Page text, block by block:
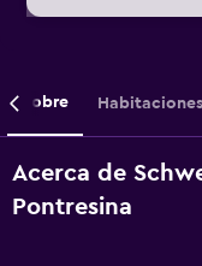
Sobre Habitaciones
Acerca de
Pontresina